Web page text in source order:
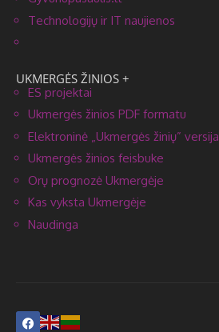
Technologijų ir IT naujienos
UKMERGĖS ŽINIOS +
ES projektai
Ukmergės žinios PDF formatu
Elektroninė „Ukmergės žinių” versija
Ukmergės žinios feisbuke
Orų prognozė Ukmergėje
Kas vyksta Ukmergėje
Naudinga